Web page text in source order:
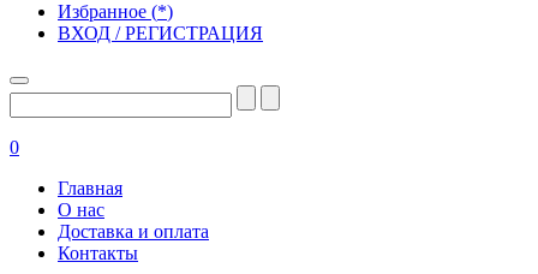
Избранное (*)
ВХОД / РЕГИСТРАЦИЯ
0
Главная
О нас
Доставка и оплата
Контакты